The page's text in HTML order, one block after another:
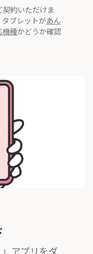
約いただけま
ブレットがあん
機種かどうか確認
」アプリをダ